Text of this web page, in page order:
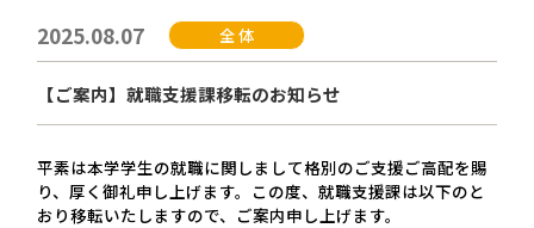
2025.08.07 全 体
【ご案内】就職支援課移転のお知らせ
平素は本学学生の就職に関しまして格別のご支援ご高配を賜
り、厚く御礼申し上げます。この度、就職支援課は以下のと
おり移転いたしますので、ご案内申し上げます。